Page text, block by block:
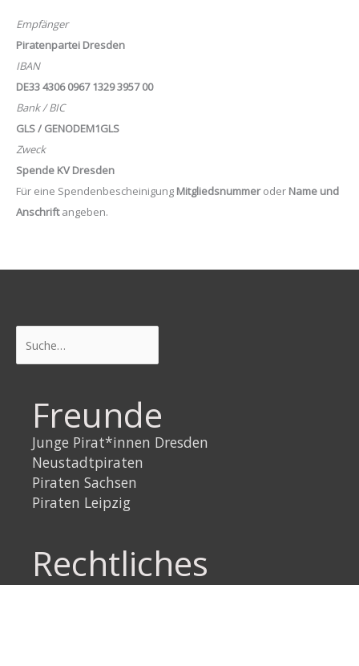
Empfänger
Piratenpartei Dresden
IBAN
DE33 4306 0967 1329 3957 00
Bank / BIC
GLS / GENODEM1GLS
Zweck
Spende KV Dresden
Für eine Spendenbescheinigung Mitgliedsnummeroder Name und
Anschriftangeben.
Freunde
Junge Pirat*innen Dresden
Neustadtpiraten
Piraten Sachsen
Piraten Leipzig
Rechtliches
Datenschutzerklärung